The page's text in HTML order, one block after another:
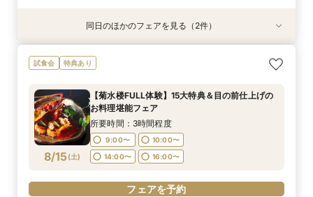
8/14(金 )
※＼まずは情報収集だけ／※90分クイックで会場
ご案内フェア
9:00〜
10:00〜
14:00〜
16:00〜
フェアを予約
8/14(金 )
《★オンライン90分フェア★》一旦情報収集の
方＆遠方の方向け
9:00〜
10:00〜
14:00〜
16:00〜
フェアを予約
同日のほかのフェアを見る（2件）
試食会 特典あり
8/15(土)
【菊水楼FULL体験】15大特典＆目の前仕上げの
お料理堪能フェア
所要時間：3時間程度
9:00〜
10:00〜
14:00〜
16:00〜
フェアを予約